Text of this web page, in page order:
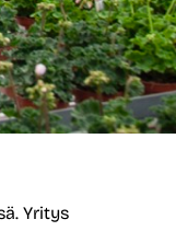
Yritys